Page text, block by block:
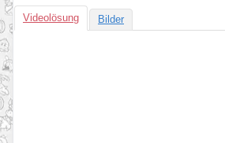
Videolösung Bilder